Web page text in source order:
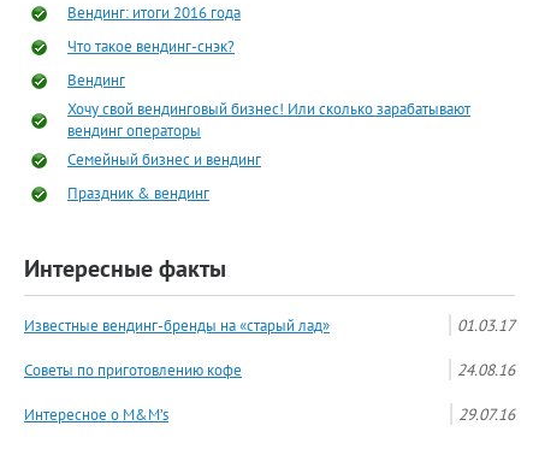
Вендинг: итоги 2016 года
Что такое вендинг-снэк?
Вендинг
Хочу свой вендинговый бизнес! Или сколько зарабатывают
вендинг операторы
Семейный бизнес и вендинг
Праздник & вендинг
Интересные факты
01.03.17
Известные вендинг-бренды на «старый лад»
24.08.16
Советы по приготовлению кофе
29.07.16
Интересное о M&M’s